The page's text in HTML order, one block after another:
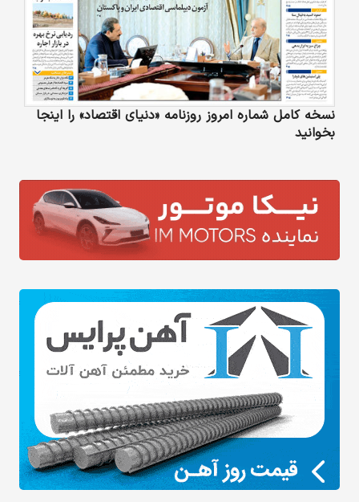
نسخه کامل شماره امروز روزنامه «دنیای‌ اقتصاد» را اینجا
بخوانید